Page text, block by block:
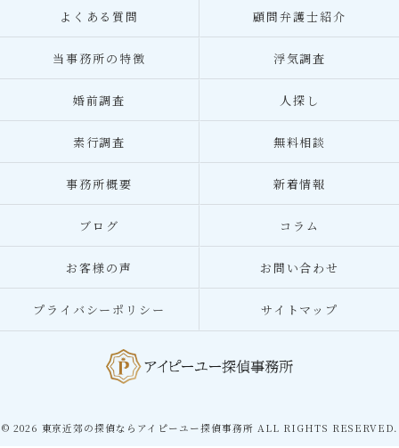
よくある質問 顧問弁護士紹介
当事務所の特徴 浮気調査
婚前調査 人探し
素行調査 無料相談
事務所概要 新着情報
ブログ コラム
お客様の声 お問い合わせ
プライバシーポリシー サイトマップ
© 2026 東京近郊の探偵ならアイピーユー探偵事務所 ALL RIGHTS RESERVED.